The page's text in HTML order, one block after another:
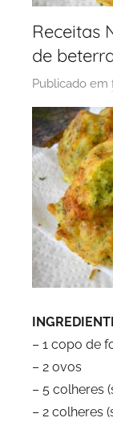
Receitas
de
Publicado em
– 1 copo de
– 2 ovos
– 5 colheres
– 2 colheres